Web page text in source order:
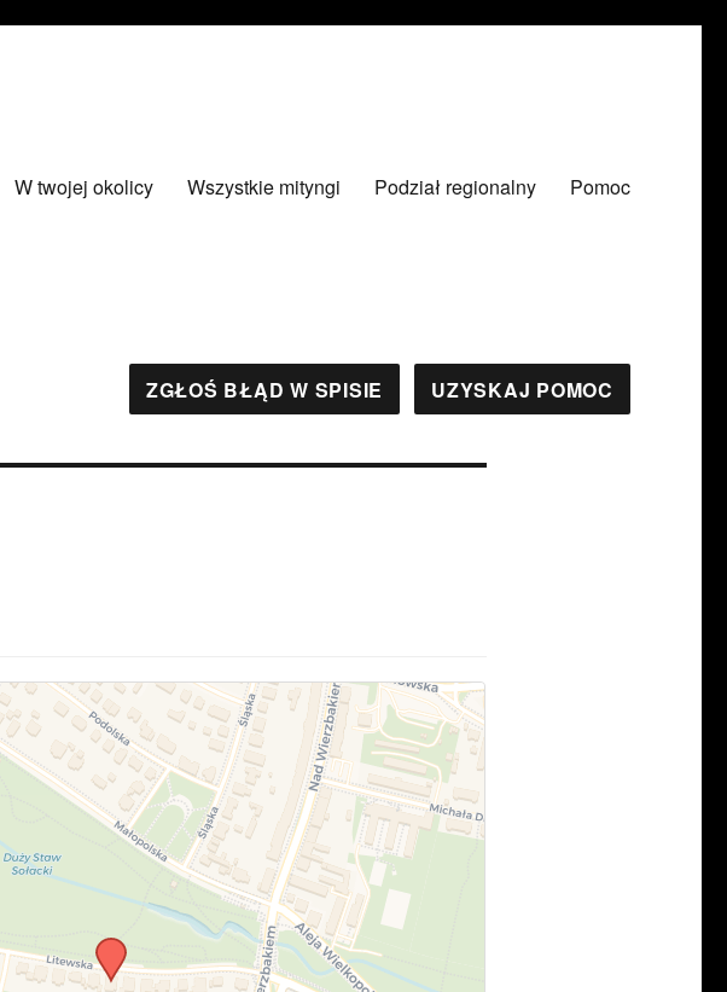
W twojej okolicy Wszystkie mityngi Podział regionalny Pomoc
ZGŁOŚ BŁĄD W SPISIE UZYSKAJ POMOC